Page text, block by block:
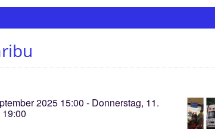
2025 15:00 - Donnerstag, 11.